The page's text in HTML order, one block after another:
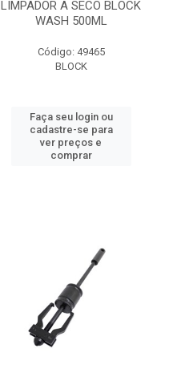
LIMPADOR A SECO BLOCK
WASH 500ML
Código: 49465
BLOCK
Faça seu login ou
cadastre-se para
ver preços e
comprar